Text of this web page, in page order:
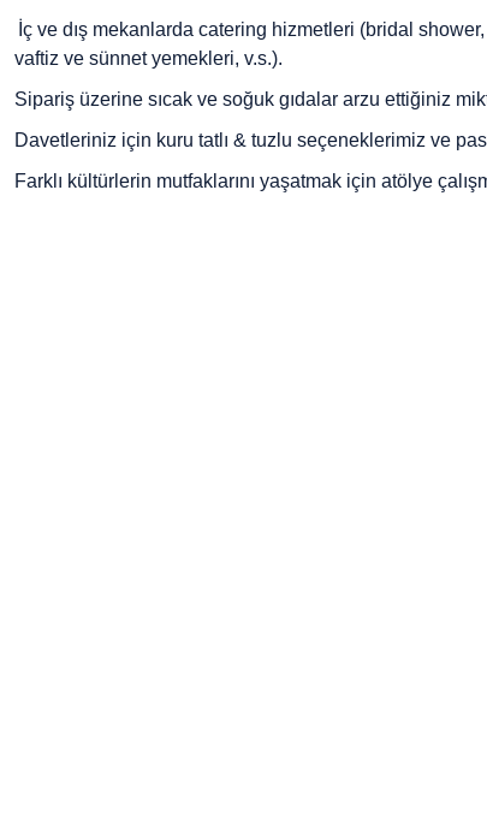
İç ve dış mekanlarda catering hizmetleri (bridal
vaftiz ve sünnet yemekleri, v.s.).
Sipariş üzerine sıcak ve soğuk gıdalar arzu ettiğiniz
Davetleriniz için kuru tatlı & tuzlu seçeneklerimiz ve
Farklı kültürlerin mutfaklarını yaşatmak için atölye